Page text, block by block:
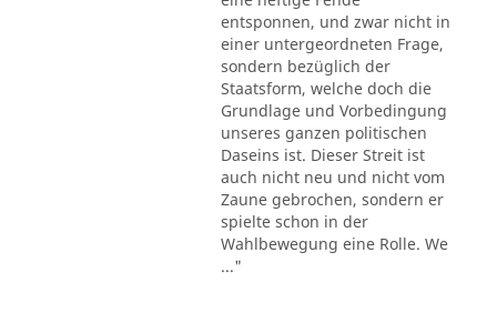
entsponnen, und zwar nicht in
einer untergeordneten Frage,
sondern bezüglich der
Staatsform, welche doch die
Grundlage und Vorbedingung
unseres ganzen politischen
Daseins ist. Dieser Streit ist
auch nicht neu und nicht vom
Zaune gebrochen, sondern er
spielte schon in der
Wahlbewegung eine Rolle. We
..."